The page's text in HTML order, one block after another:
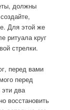
должны
Для этой же
ритуала круг
стрелки.
перед вами
перед
два
восстановить